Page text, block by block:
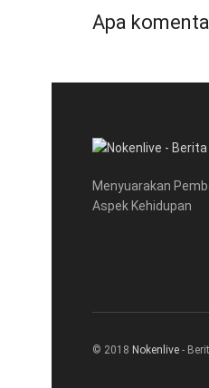
Apa
Menyuarakan
Aspek Kehidupan
© 2018 Nokenlive -